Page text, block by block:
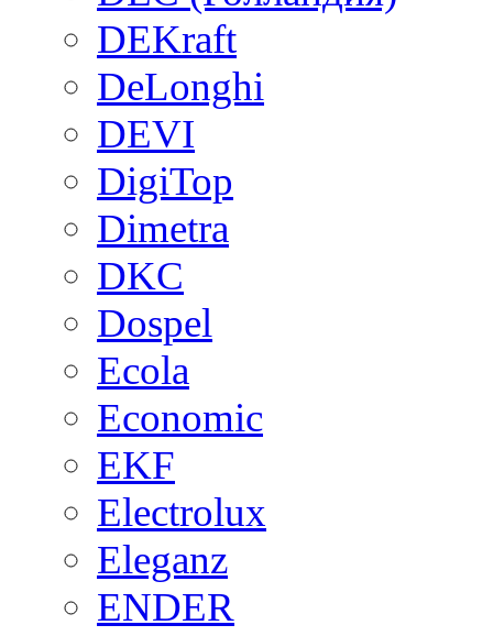
DEKraft
DeLonghi
DEVI
DigiTop
Dimetra
DKC
Dospel
Ecola
Economic
EKF
Electrolux
Eleganz
ENDER